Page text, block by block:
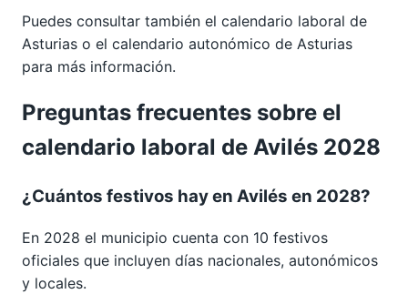
Puedes consultar también el calendario laboral de
Asturias o el calendario autonómico de Asturias
para más información.
Preguntas frecuentes sobre el
calendario laboral de Avilés 2028
¿Cuántos festivos hay en Avilés en 2028?
En 2028 el municipio cuenta con 10 festivos
oficiales que incluyen días nacionales, autonómicos
y locales.